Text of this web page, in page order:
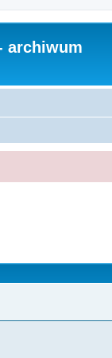
archiwum